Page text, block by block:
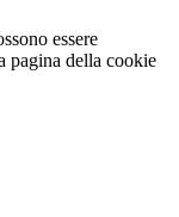
essere
pagina della cookie